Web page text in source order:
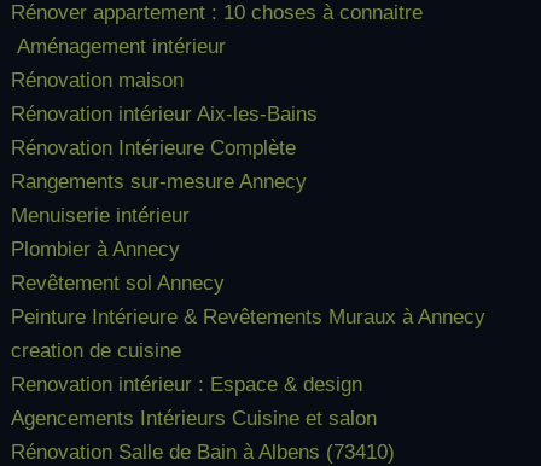
Rénover appartement : 10 choses à connaitre
Aménagement intérieur
Rénovation maison
Rénovation intérieur Aix-les-Bains
Rénovation Intérieure Complète
Rangements sur-mesure Annecy
Menuiserie intérieur
Plombier à Annecy
Revêtement sol Annecy
Peinture Intérieure & Revêtements Muraux à Annecy
creation de cuisine
Renovation intérieur : Espace & design
Agencements Intérieurs Cuisine et salon
Rénovation Salle de Bain à Albens (73410)